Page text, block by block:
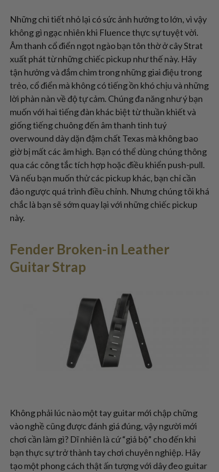
Những chi tiết nhỏ lại có sức ảnh hưởng to lớn, vì vậy
không gì ngạc nhiên khi Fluence thực sự tuyệt vời.
Âm thanh cổ điển ngọt ngào bạn tôn thờ ở cây Strat
xuất phát từ những chiếc pickup như thế này. Hãy
tận hưởng và đắm chìm trong những giai điệu trong
trẻo, cổ điển mà không có tiếng ồn khó chịu và những
lời phàn nàn về độ tự cảm. Chúng đa năng như ý bạn
muốn với hai tiếng đàn khác biệt từ thuần khiết và
giống tiếng chuông đến âm thanh tinh tuý
overwound dày dặn đậm chất Texas mà không bao
giờ bị mất các âm high. Bạn có thể dùng chúng thông
qua các công tắc tích hợp hoặc điều khiển push-pull.
Và nếu bạn muốn thử các pickup khác, bạn chỉ cần
đảo ngược quá trình điều chỉnh. Nhưng chúng tôi khá
chắc là bạn sẽ sớm quay lại với những chiếc pickup
này.
Fender Broken-in Leather
Guitar Strap
Không phải lúc nào một tay guitar mới chập chững
vào nghề cũng được đánh giá đúng, vậy người mới
chơi cần làm gì? Dĩ nhiên là cứ “giả bộ” cho đến khi
bạn thực sự trở thành tay chơi chuyên nghiệp. Hãy
tạo một phong cách thật ấn tượng với dây đeo guitar